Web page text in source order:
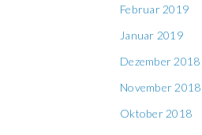
Februar 2019
Januar 2019
Dezember 2018
November 2018
Oktober 2018